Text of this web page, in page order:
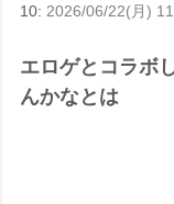
10: 2026/06/22(月)
エロゲとコラボ
んかなとは